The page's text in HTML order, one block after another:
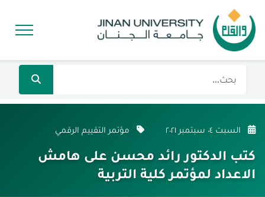
السبت ٠٤ سبتمبر ٢٠٢١ مؤتمر التقييم الرقمي
كتب الدكتور رائد محسن على هامش
الاعداد لمؤتمر كلية التربية